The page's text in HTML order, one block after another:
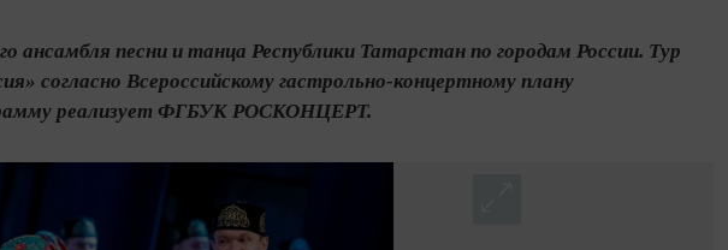
ансамбля песни и танца Республики Татарстан по городам России. Тур
согласно Всероссийскому гастрольно-концертному плану
реализует ФГБУК РОСКОНЦЕРТ.